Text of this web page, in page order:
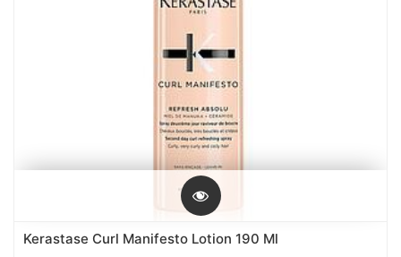
Kerastase Curl Manifesto Lotion 190 Ml